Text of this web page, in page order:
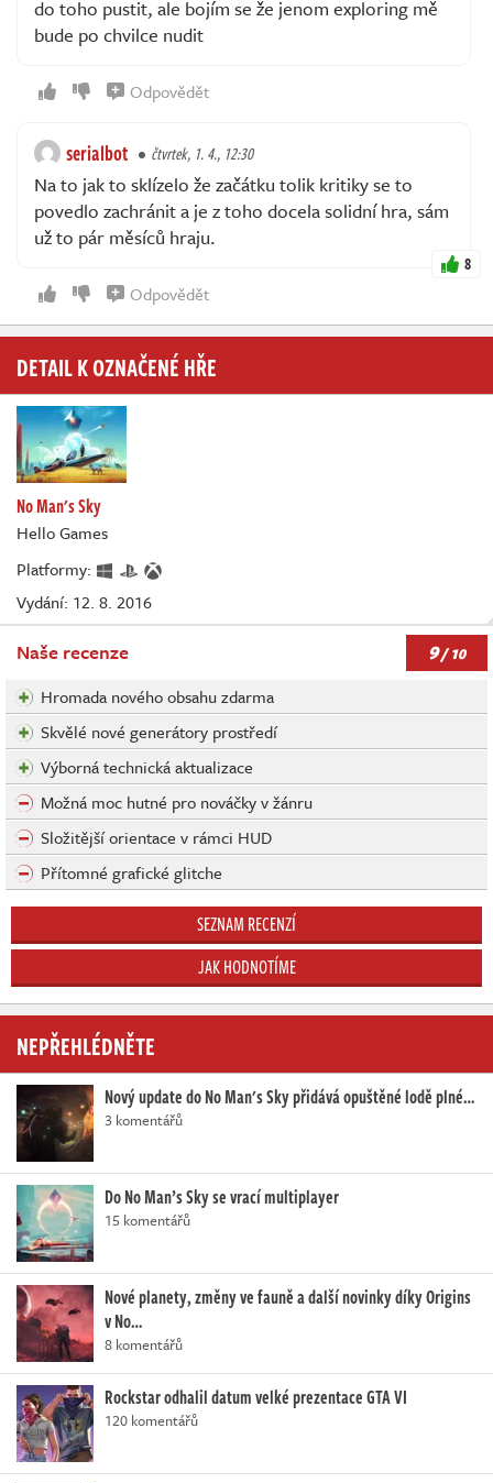
do toho pustit, ale bojím se že jenom exploring mě
bude po chvilce nudit
Odpovědět
serialbot čtvrtek, 1. 4., 12:30
Na to jak to sklízelo že začátku tolik kritiky se to
povedlo zachránit a je z toho docela solidní hra, sám
už to pár měsíců hraju.
8
Odpovědět
DETAIL K OZNAČENÉ HŘE
No Man's Sky
Hello Games
Platformy:
Vydání: 12. 8. 2016
Naše recenze 9/ 10
Hromada nového obsahu zdarma
Skvělé nové generátory prostředí
Výborná technická aktualizace
Možná moc hutné pro nováčky v žánru
Složitější orientace v rámci HUD
Přítomné grafické glitche
SEZNAM RECENZÍ
JAK HODNOTÍME
NEPŘEHLÉDNĚTE
Nový update do No Man's Sky přidává opuštěné lodě plné…
3 komentářů
Do No Man’s Sky se vrací multiplayer
15 komentářů
Nové planety, změny ve fauně a další novinky díky Origins
v No…
8 komentářů
Rockstar odhalil datum velké prezentace GTA VI
120 komentářů